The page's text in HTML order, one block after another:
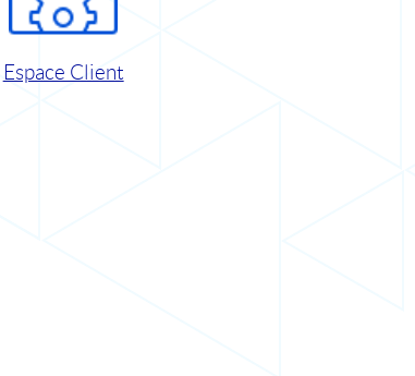
Espace Client